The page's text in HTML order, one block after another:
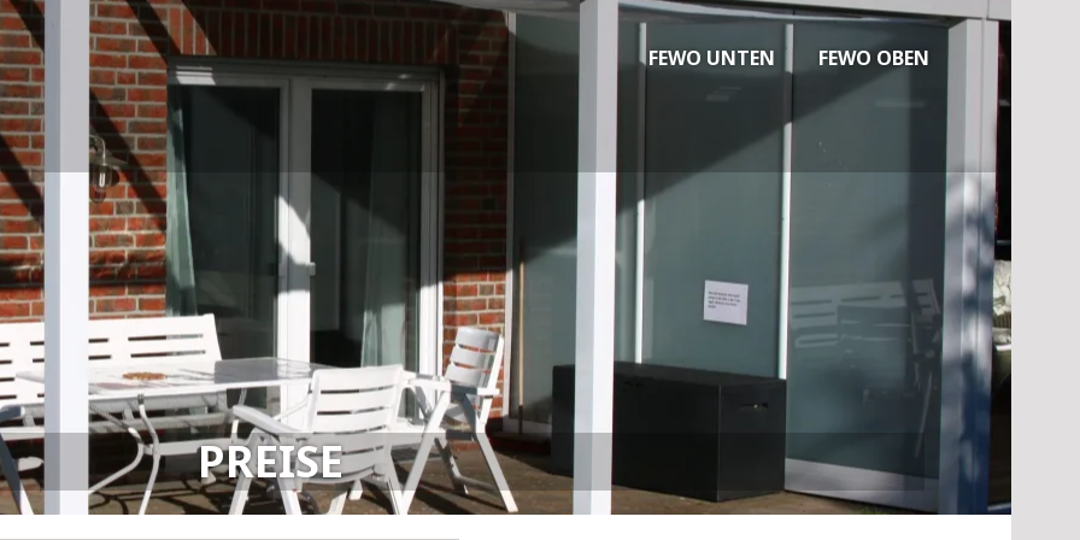
FEWO UNTEN FEWO OBEN
PREISE